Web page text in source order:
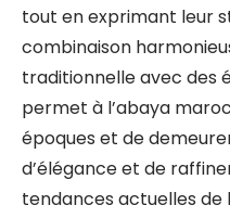
tout en exprimant leur
combinaison
traditionnelle avec des
permet à l’abaya
époques et de
d’élégance et de
tendances actuelles de